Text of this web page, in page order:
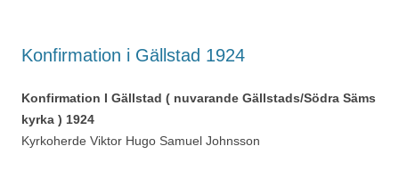
Konfirmation i Gällstad 1924
Konfirmation I Gällstad ( nuvarande Gällstads/Södra Säms
kyrka ) 1924
Kyrkoherde Viktor Hugo Samuel Johnsson